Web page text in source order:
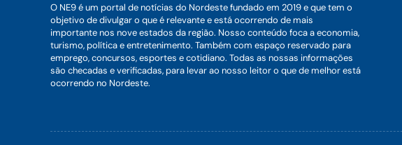
O NE9 é um portal de notícias do Nordeste fundado em 2019 e que tem o
objetivo de divulgar o que é relevante e está ocorrendo de mais
importante nos nove estados da região. Nosso conteúdo foca a economia,
turismo, política e entretenimento. Também com espaço reservado para
emprego, concursos, esportes e cotidiano. Todas as nossas informações
são checadas e verificadas, para levar ao nosso leitor o que de melhor está
ocorrendo no Nordeste.